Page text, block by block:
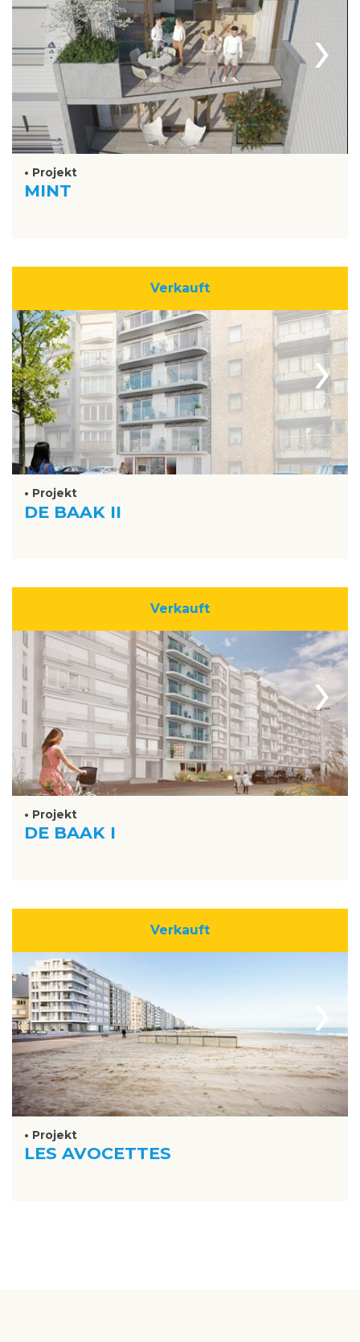
›
• Projekt
MINT
Verkauft
›
• Projekt
DE BAAK II
Verkauft
›
• Projekt
DE BAAK I
Verkauft
›
• Projekt
LES AVOCETTES